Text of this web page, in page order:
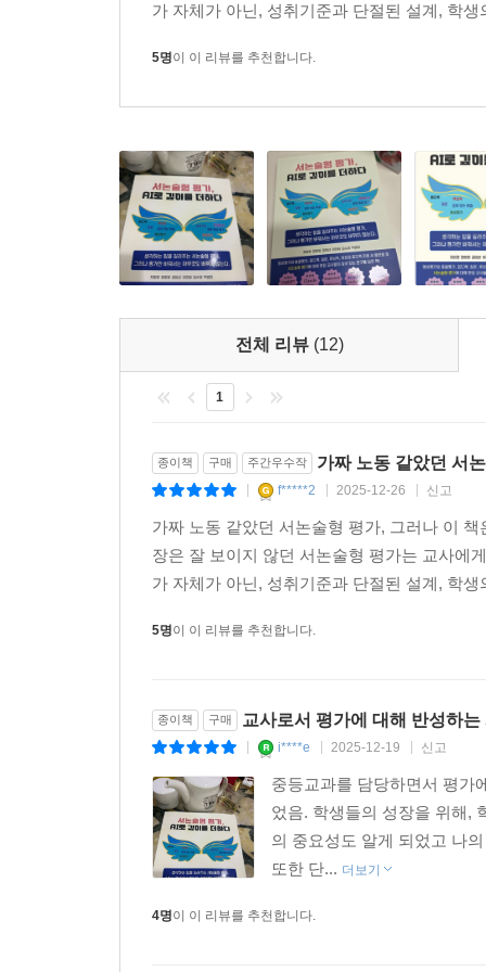
가 자체가 아닌, 성취기준과 단절된 설계, 학
5명이 이 리뷰를 추천합니다.
전체 리뷰 (12)
1
종이책 구매 주간우수작 가짜 노동 같았던 서
f*****2 2025-12-26 신고
가짜 노동 같았던 서논술형 평가, 그러나 이
장은 잘 보이지 않던 서논술형 평가는 교사에
가 자체가 아닌, 성취기준과 단절된 설계, 학
5명이 이 리뷰를 추천합니다.
종이책 구매 교사로서 평가에 대해 반성하
i****e 2025-12-19 신고
중등교과를 담당하면서 평가
었음. 학생들의 성장을 위해,
의 중요성도 알게 되었고 나
또한 단... 더보기
4명이 이 리뷰를 추천합니다.